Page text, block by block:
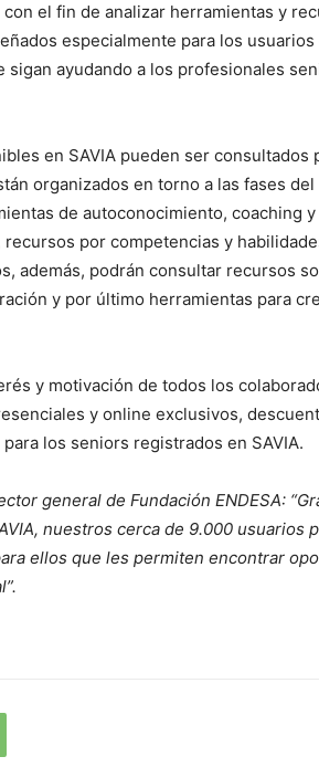
el fin de analizar herramientas y
especialmente para los usuarios
sigan ayudando a los profesionales
en SAVIA pueden ser consultados
organizados en torno a las fases del
de autoconocimiento, coaching
por competencias y
además, podrán consultar recursos
y por último herramientas para
y motivación de todos los
y online exclusivos,
los seniors registrados en SAVIA.
general de Fundación ENDESA:
nuestros cerca de 9.000 usuarios
ellos que les permiten encontrar